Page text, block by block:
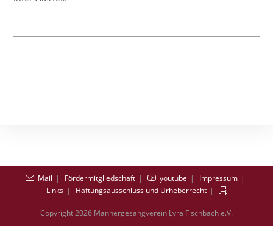
Mail Fördermitgliedschaft youtube
Impressum
Links
Haftungsausschluss und Urheberrecht
Copyright 2026 Männergesangverein Lyra Fischbach e.V.